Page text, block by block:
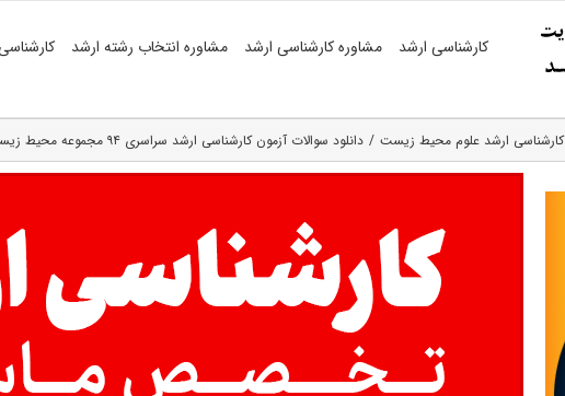
کارشناسی ارشد مشاوره کارشناسی ارشد مشاوره انتخاب رشته ارشد
کارشناسی ارشد علوم محیط‌ زیست دانلود سوالات آزمون کارشناسی ارشد سراسری ۹۴ مجموعه محیط زیست کد ۱۲۱۵